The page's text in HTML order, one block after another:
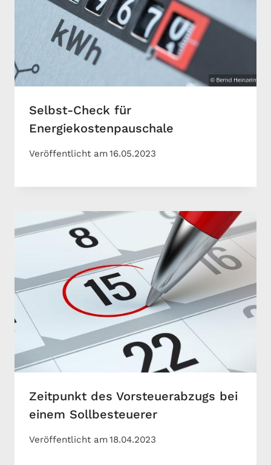
Selbst-Check für
Energiekostenpauschale
Veröffentlicht am16.05.2023
Zeitpunkt des Vorsteuerabzugs bei
einem Sollbesteuerer
Veröffentlicht am18.04.2023